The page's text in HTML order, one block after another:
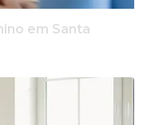
em Santa